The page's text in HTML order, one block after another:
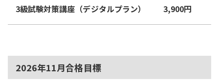
3級試験対策講座（デジタルプラン） 3,900円
2026年11月合格目標